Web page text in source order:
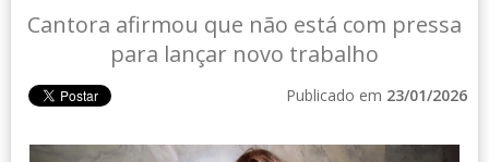
Cantora afirmou que não está com pressa
para lançar novo trabalho
Publicado em 23/01/2026